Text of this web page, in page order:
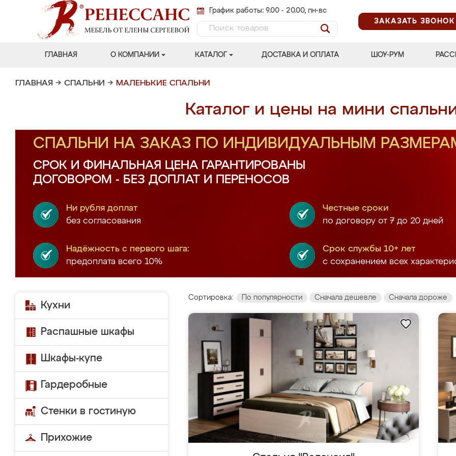
График работы: 9.00 - 20.00, пн-вс
ЗАКАЗАТЬ ЗВОНОК
ГЛАВНАЯ О КОМПАНИИ КАТАЛОГ ДОСТАВКА И ОПЛАТА ШОУ-РУМ
ГЛАВНАЯ → СПАЛЬНИ → МАЛЕНЬКИЕ СПАЛЬНИ
Каталог и цены на мини
СПАЛЬНИ НА ЗАКАЗ ПО ИНДИВИДУАЛЬНЫМ
СРОК И ФИНАЛЬНАЯ ЦЕНА ГАРАНТИРОВАНЫ
ДОГОВОРОМ - БЕЗ ДОПЛАТ И ПЕРЕНОСОВ
Ни рубля доплат
без согласования
Честные сроки
по договору от 7 до 20 дней
Надёжность с первого шага:
предоплата всего 10%
Срок службы 10+ лет
с сохранением всех
Кухни
Распашные шкафы
Шкафы-купе
Гардеробные
Стенки в гостиную
Прихожие
Сортировка: По популярности Сначала дешевле Сначала дороже